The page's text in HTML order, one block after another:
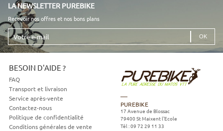
LA NEWSLETTER PUREBIKE
Recevoir nos offres et nos bons plans
Votre
e-
mail
BESOIN D'AIDE ?
FAQ
Transport et livraison
Service après-vente
Contactez-nous
Politique de confidentialité
Conditions générales de vente
PUREBIKE
17 Avenue de Blossac
79400 St Maixent l'Ecole
Tél :09 72 29 11 33